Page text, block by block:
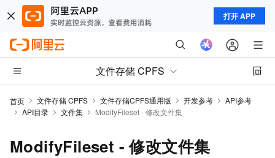
打开 APP
文件存储 CPFS
首页 文件存储 CPFS 文件存储CPFS通用版 开发参考
API参考
API目录
文件集 ModifyFileset - 修改文件集
ModifyFileset - 修改文件集